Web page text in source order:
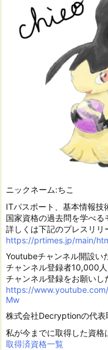
ニックネーム:ちこ
ITパスポート、基本情報技
国家資格の過去問を学べる
詳しくは下記のプレスリリ
https://prtimes.jp/main/
Youtubeチャンネル開設い
チャンネル登録者10,000
チャンネル登録をお願いし
https://
Mw
株式会社Decryptionの代表
私が今までに取得した資格
取得済資格一覧